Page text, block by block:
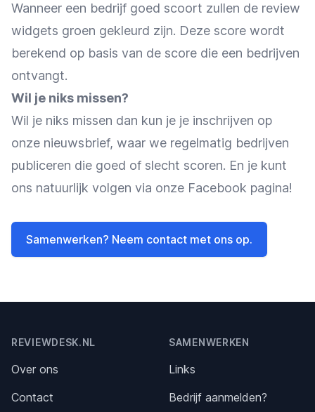
Wanneer een bedrijf goed scoort zullen de review
widgets groen gekleurd zijn. Deze score wordt
berekend op basis van de score die een bedrijven
ontvangt.
Wil je niks missen?
Wil je niks missen dan kun je je inschrijven op
onze nieuwsbrief, waar we regelmatig bedrijven
publiceren die goed of slecht scoren. En je kunt
ons natuurlijk volgen via onze Facebook pagina!
Samenwerken? Neem contact met ons op.
REVIEWDESK.NL
Over ons
Contact
SAMENWERKEN
Links
Bedrijf aanmelden?